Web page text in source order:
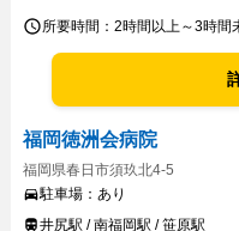
所要時間： 2時間以上～3時間
福岡徳洲会病院
福岡県春日市須玖北4-5
駐車場： あり
井尻駅 / 南福岡駅 / 笹原駅